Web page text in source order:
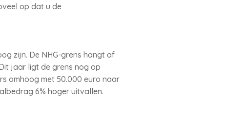
op dat u de
zijn. De NHG-grens hangt af
jaar ligt de grens nog op
omhoog met 50.000 euro naar
6% hoger uitvallen.